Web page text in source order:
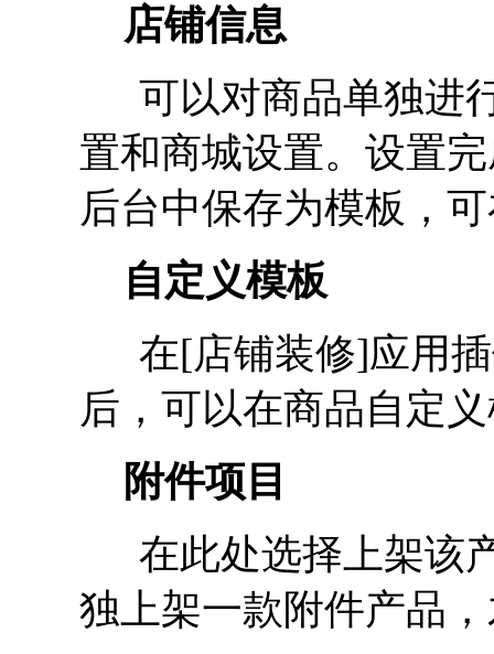
店铺信息
可以对商品单独进
置和商城设置。设置
后台中保存为模板，
自定义模板
在[店铺装修]应用插
后，可以在商品自定
附件项目
在此处选择上架该
独上架一款附件产品